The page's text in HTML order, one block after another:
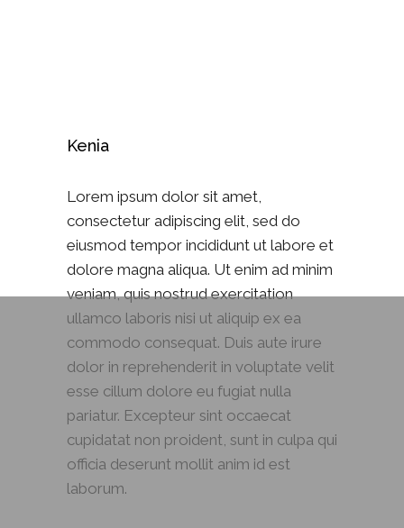
Kenia
Lorem ipsum dolor sit amet,
consectetur adipiscing elit, sed do
eiusmod tempor incididunt ut labore et
dolore magna aliqua. Ut enim ad minim
veniam, quis nostrud exercitation
ullamco laboris nisi ut aliquip ex ea
commodo consequat. Duis aute irure
dolor in reprehenderit in voluptate velit
esse cillum dolore eu fugiat nulla
pariatur. Excepteur sint occaecat
cupidatat non proident, sunt in culpa qui
officia deserunt mollit anim id est
laborum.